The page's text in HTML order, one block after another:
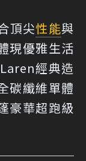
頂尖性能與
現優雅生活
經典造
碳纖維單體
豪華超跑級